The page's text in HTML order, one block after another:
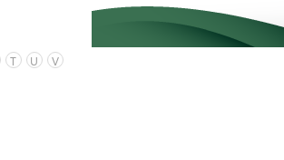
T U
V